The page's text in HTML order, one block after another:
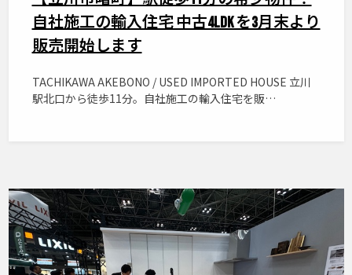
自社施工の輸入住宅 中古4LDK を3月末より
販売開始します
TACHIKAWA AKEBONO / USED IMPORTED HOUSE 立川
駅北口から徒歩11分。自社施工の輸入住宅を販…